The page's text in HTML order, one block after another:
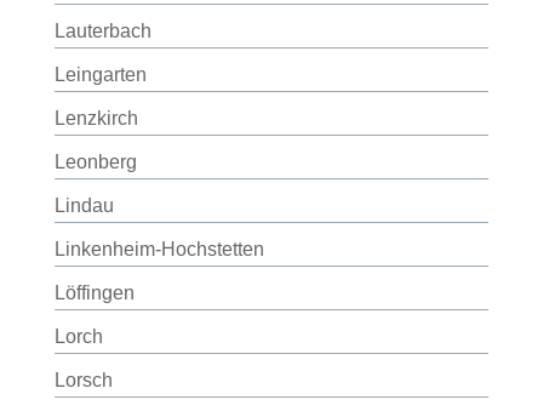
Lauterbach
Leingarten
Lenzkirch
Leonberg
Lindau
Linkenheim-Hochstetten
Löffingen
Lorch
Lorsch